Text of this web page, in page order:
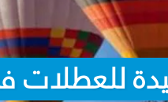
للعطلات